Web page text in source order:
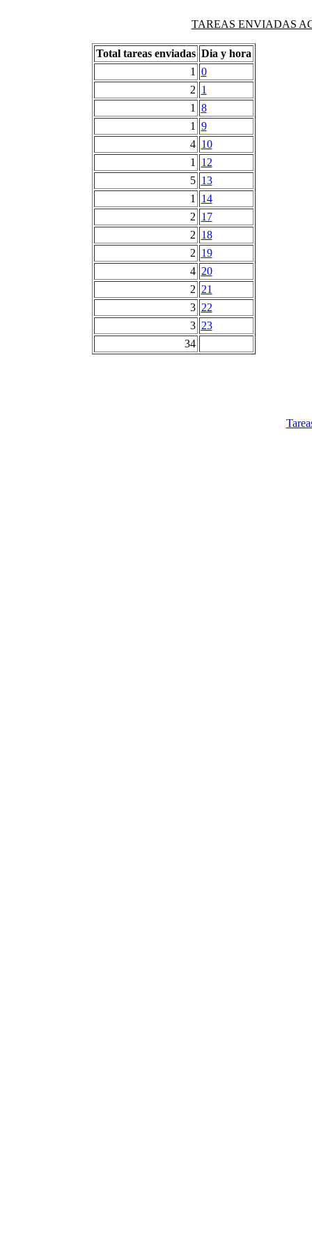
TAREAS ENVIADAS
Total tareas enviadas Dia y hora
1
0
2 1
1
8
1
9
4 10
1
12
5 13
1
14
2 17
2 18
2 19
4 20
2 21
3 22
3 23
34